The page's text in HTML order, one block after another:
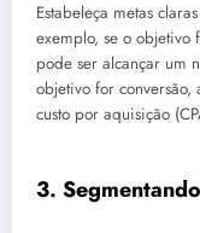
Estabeleça metas
exemplo, se o objetivo
pode ser alcançar um
objetivo for
custo por aquisição
3.